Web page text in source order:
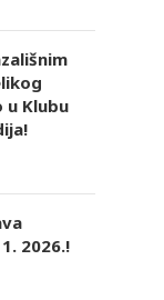
Klubu
2026.!